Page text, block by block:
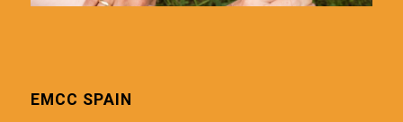
EMCC SPAIN